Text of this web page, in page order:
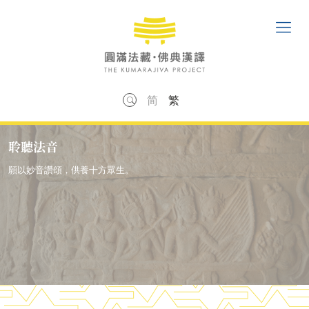
简 繁
聆聽法音
願以妙音讚頌，供養十方眾生。